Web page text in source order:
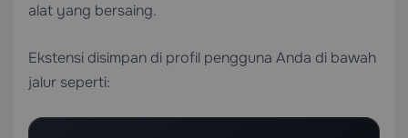
alat yang bersaing.
Ekstensi disimpan di profil pengguna Anda di bawah
jalur seperti: